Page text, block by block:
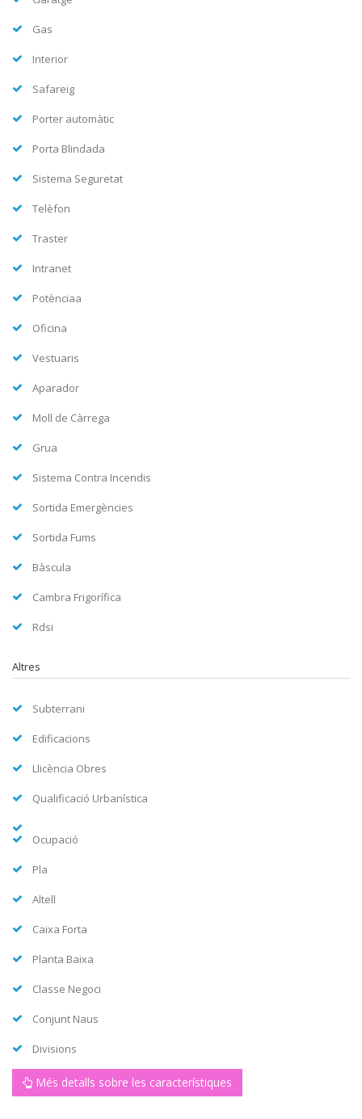
Gas
Interior
Safareig
Porter automàtic
Porta Blindada
Sistema Seguretat
Telèfon
Traster
Intranet
Potènciaa
Oficina
Vestuaris
Aparador
Moll de Càrrega
Grua
Sistema Contra Incendis
Sortida Emergències
Sortida Fums
Bàscula
Cambra Frigorífica
Rdsi
Altres
Subterrani
Edificacions
Llicència Obres
Qualificació Urbanística
Ocupació
Pla
Altell
Caixa Forta
Planta Baixa
Classe Negoci
Conjunt Naus
Divisions
Més detalls sobre les característiques